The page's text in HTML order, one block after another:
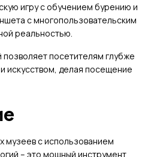
игру с обучением бурению и
с многопользовательским
реальностью.
посетителям глубже
искусством, делая посещение
музеев с использованием
– это мощный инструмент